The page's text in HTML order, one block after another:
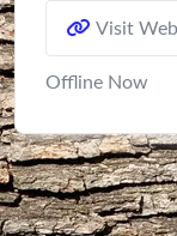
Visit
Offline Now